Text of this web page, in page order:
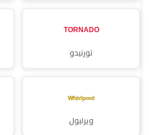
تورنيدو
ويرلبول